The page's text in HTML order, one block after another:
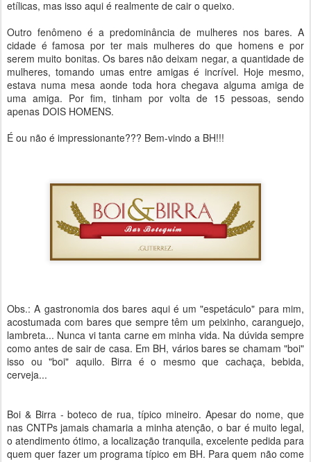
etílicas, mas isso aqui é realmente de cair o queixo.
Outro fenômeno é a predominância de mulheres nos bares. A
cidade é famosa por ter mais mulheres do que homens e por
serem muito bonitas. Os bares não deixam negar, a quantidade de
mulheres, tomando umas entre amigas é incrível. Hoje mesmo,
estava numa mesa aonde toda hora chegava alguma amiga de
uma amiga. Por fim, tinham por volta de 15 pessoas, sendo
apenas DOIS HOMENS.
É ou não é impressionante??? Bem-vindo a BH!!!
Obs.: A gastronomia dos bares aqui é um "espetáculo" para mim,
acostumada com bares que sempre têm um peixinho, caranguejo,
lambreta... Nunca vi tanta carne em minha vida. Na dúvida sempre
como antes de sair de casa. Em BH, vários bares se chamam "boi"
isso ou "boi" aquilo. Birra é o mesmo que cachaça, bebida,
cerveja...
Boi & Birra - boteco de rua, típico mineiro. Apesar do nome, que
nas CNTPs jamais chamaria a minha atenção, o bar é muito legal,
o atendimento ótimo, a localização tranquila, excelente pedida para
quem quer fazer um programa típico em BH. Para quem não come